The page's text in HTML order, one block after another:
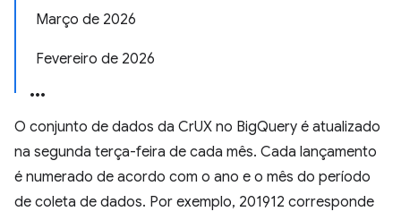
Março de 2026
Fevereiro de 2026
O conjunto de dados da CrUX no BigQuery é atualizado
na segunda terça-feira de cada mês. Cada lançamento
é numerado de acordo com o ano e o mês do período
de coleta de dados. Por exemplo, 201912 corresponde